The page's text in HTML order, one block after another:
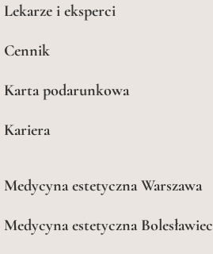
Lekarze i eksperci
Cennik
Karta podarunkowa
Kariera
Medycyna estetyczna Warszawa
Medycyna estetyczna Bolesławiec